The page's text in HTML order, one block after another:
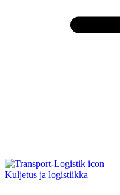
Kuljetus ja logistiikka